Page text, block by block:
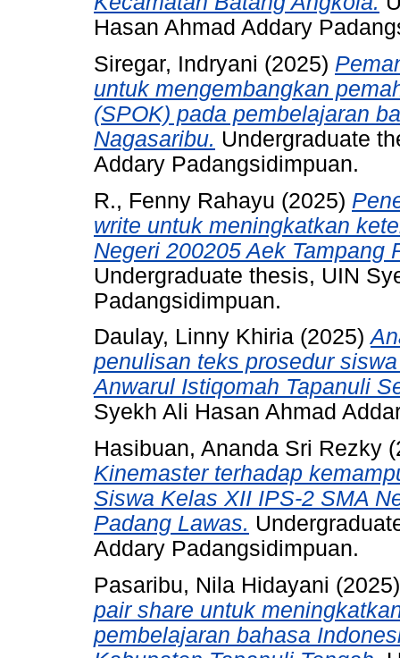
Hasan Ahmad Addary
Siregar, Indryani (2025)
untuk mengembangkan
(SPOK) pada pembelajaran
Nagasaribu. Undergraduate
Addary Padangsidimpuan.
R., Fenny Rahayu (2025)
write untuk meningkatkan
Negeri 200205 Aek Tampang
Undergraduate thesis, UIN
Padangsidimpuan.
Daulay, Linny Khiria (2025)
penulisan teks prosedur
Anwarul Istiqomah Tapanuli
Syekh Ali Hasan Ahmad
Hasibuan, Ananda Sri Rezky
Kinemaster terhadap
Siswa Kelas XII IPS-2 SMA
Padang Lawas.
Addary Padangsidimpuan.
Pasaribu, Nila Hidayani
pair share untuk
pembelajaran bahasa